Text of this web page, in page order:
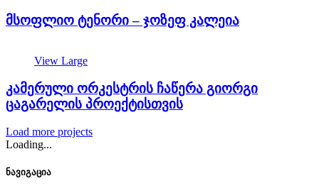
მსოფლიო ტენორი – ჯოზეფ კალეია
View Large
კამერული ორკესტრის ჩაწერა გიორგი
ცაგარელის პროექტისთვის
Load more projects
Loading...
ნავიგაცია